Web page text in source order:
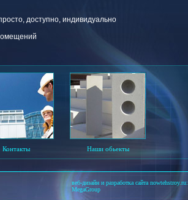
доступно, индивидуально
Контакты Наши обьекты
веб-дизайн и разработка сайта nowtehstroy.ru:
MegaGroup